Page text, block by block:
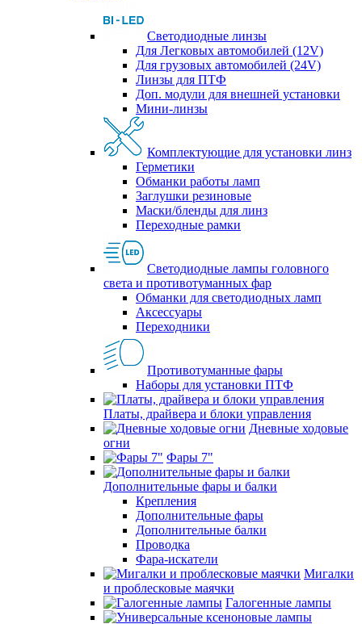
Светодиодные линзы
Для Легковых автомобилей (12V)
Для грузовых автомобилей (24V)
Линзы для ПТФ
Доп. модули для внешней установки
Мини-линзы
Комплектующие для установки линз
Герметики
Обманки работы ламп
Заглушки резиновые
Маски/бленды для линз
Переходные рамки
Светодиодные лампы головного
света и противотуманных фар
Обманки для светодиодных ламп
Аксессуары
Переходники
Противотуманные фары
Наборы для установки ПТФ
Платы, драйвера и блоки управления
Дневные ходовые
огни
Фары 7"
Дополнительные фары и балки
Крепления
Дополнительные фары
Дополнительные балки
Проводка
Фара-искатели
Мигалки
и проблесковые маячки
Галогенные лампы